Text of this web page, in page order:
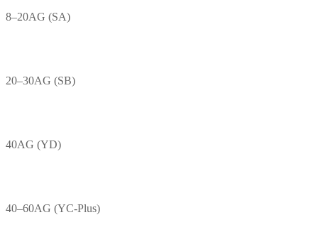
8–20AG (SA)
20–30AG (SB)
40AG (YD)
40–60AG (YC-Plus)